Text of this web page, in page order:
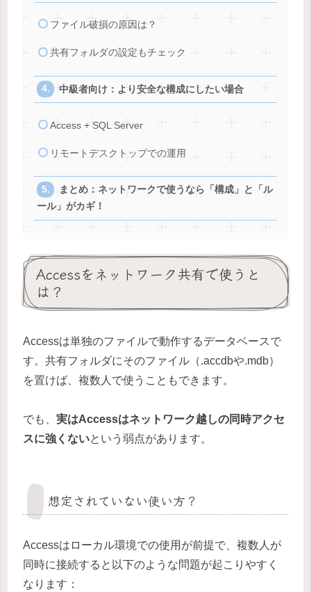
ファイル破損の原因は？
共有フォルダの設定もチェック
中級者向け：より安全な構成にしたい場合
Access + SQL Server
リモートデスクトップでの運用
まとめ：ネットワークで使うなら「構成」と「ル
ール」がカギ！
Accessをネットワーク共有で使うと
は？
Accessは単独のファイルで動作するデータベースで
す。共有フォルダにそのファイル（.accdbや.mdb）
を置けば、複数人で使うこともできます。
でも、 実はAccessはネットワーク越しの同時アクセ
スに強くないという弱点があります。
想定されていない使い方？
Accessはローカル環境での使用が前提で、複数人が
同時に接続すると以下のような問題が起こりやすく
なります：